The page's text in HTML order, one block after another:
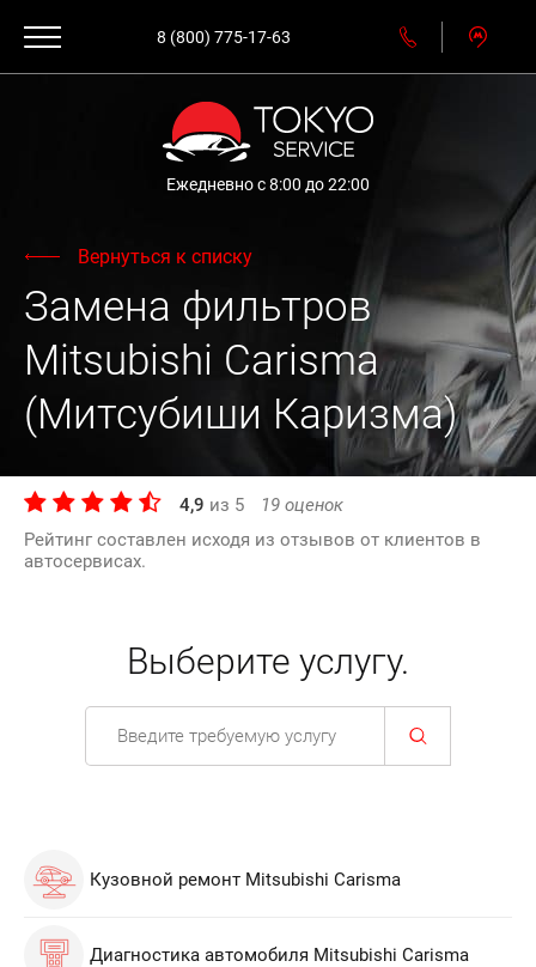
8 (800) 775-17-63
Ежедневно с 8:00 до 22:00
Вернуться к списку
Замена фильтров
Mitsubishi Carisma
(Митсубиши Каризма)
4,9 из 5 19 оценок
Рейтинг составлен исходя из отзывов от клиентов в
автосервисах.
Выберите услугу.
Кузовной ремонт Mitsubishi Carisma
Диагностика автомобиля Mitsubishi Carisma